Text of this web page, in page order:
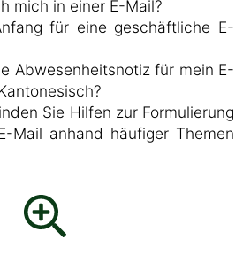
mich in einer E-Mail?
für eine geschäftliche E-
Abwesenheitsnotiz für mein E-
Sie Hilfen zur Formulierung
Mail anhand häufiger Themen